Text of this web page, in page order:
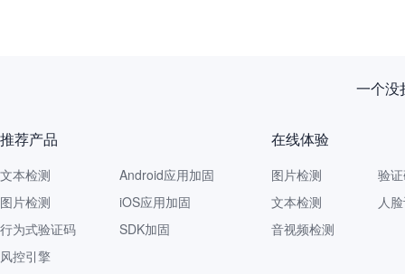
一个没
推荐产品
文本检测
图片检测
行为式验证码
风控引擎
Android应用加固
iOS应用加固
SDK加固
在线体验
图片检测
文本检测
音视频检测
验
人